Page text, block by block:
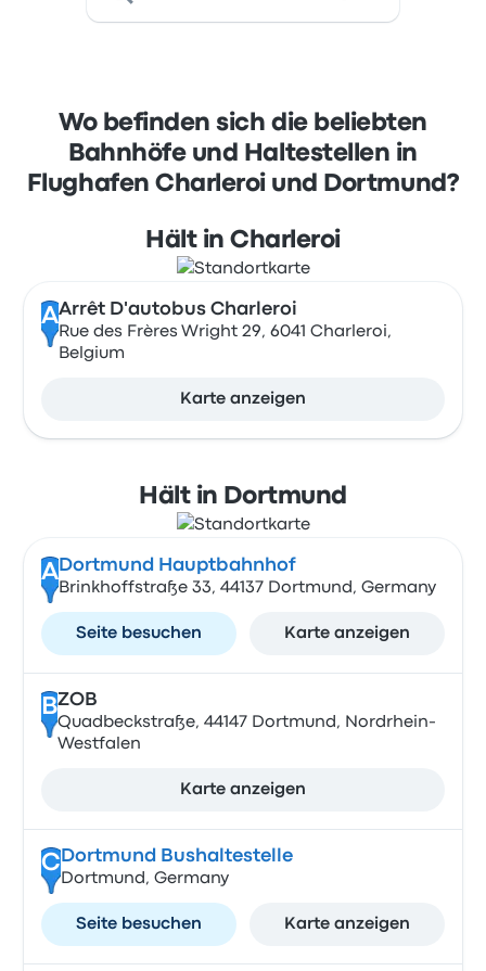
Wo befinden sich die beliebten
Bahnhöfe und Haltestellen in
Flughafen Charleroi und Dortmund?
Hält in Charleroi
AArrêt D'autobus Charleroi
Rue des Frères Wright 29, 6041 Charleroi,
Belgium
Karte anzeigen
Hält in Dortmund
A Dortmund Hauptbahnhof
Brinkhoffstraße 33, 44137 Dortmund, Germany
Seite besuchen Karte anzeigen
BZOB
Quadbeckstraße, 44147 Dortmund, Nordrhein-
Westfalen
Karte anzeigen
CDortmund Bushaltestelle
Dortmund, Germany
Seite besuchen Karte anzeigen